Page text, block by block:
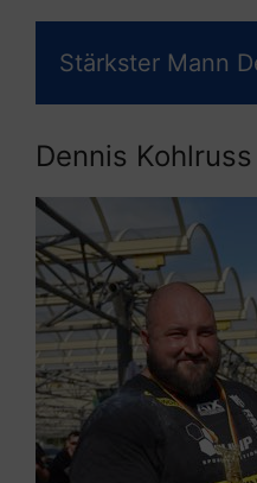
Stärkster Mann
Dennis Kohlruss